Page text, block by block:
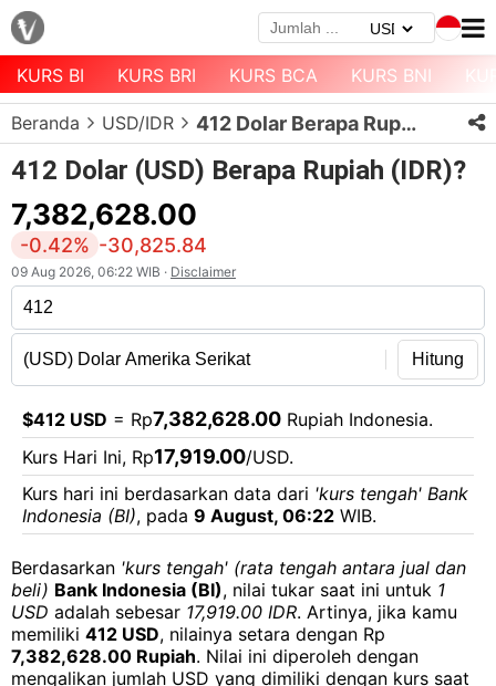
Menu
Halaman
Depan
Daftar
Mata
Uang
Daftar
Kurs
Bank
KURS BI KURS BRI KURS BCA KURS BNI
Beranda USD/IDR 412 Dolar Berapa Rupiah?
412 Dolar (USD) Berapa Rupiah (IDR)?
7,382,628.00
-0.42% -30,825.84
09 Aug 2026, 06:22 WIB · Disclaimer
Hitung
$412 USD = Rp7,382,628.00 Rupiah Indonesia.
Kurs Hari Ini, Rp17,919.00/USD.
Kurs hari ini berdasarkan data dari 'kurs tengah' Bank
Indonesia (BI), pada 9 August, 06:22 WIB.
Berdasarkan 'kurs tengah' (rata tengah antara jual dan
beli) Bank Indonesia (BI), nilai tukar saat ini untuk 1
USD adalah sebesar 17,919.00 IDR. Artinya, jika kamu
memiliki 412 USD, nilainya setara dengan Rp
7,382,628.00 Rupiah. Nilai ini diperoleh dengan
mengalikan jumlah USD yang dimiliki dengan kurs saat